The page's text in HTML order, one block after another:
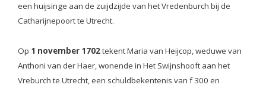
een huijsinge aan de zuijdzijde van het Vredenburch bij de
Catharijnepoort te Utrecht.
Op 1 november 1702tekent Maria van Heijcop, weduwe van
Anthoni van der Haer, wonende in Het Swijnshooft aan het
Vreburch te Utrecht, een schuldbekentenis van f 300 en